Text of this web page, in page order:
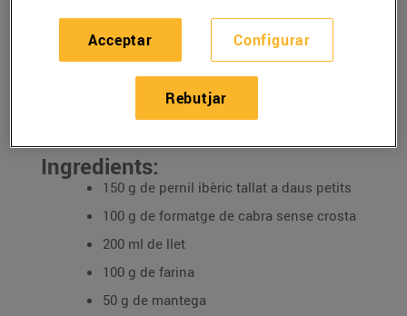
i Formatge de Cabra
Per a 4 persones
Ingredients:
150 g de pernil ibèric tallat a daus petits
100 g de formatge de cabra sense crosta
200 ml de llet
100 g de farina
50 g de mantega
Configurar
Rebutjar
Acceptar